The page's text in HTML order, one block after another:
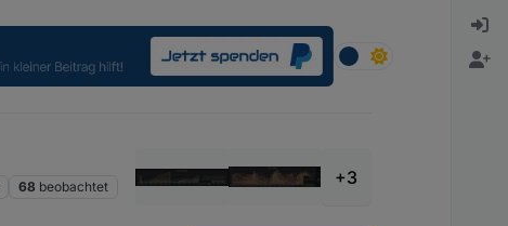
68 beobachtet +3